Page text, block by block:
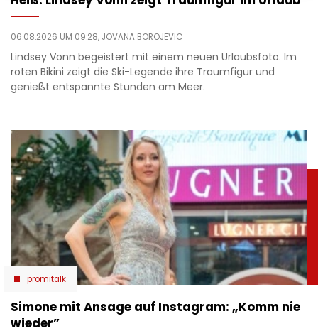
06.08.2026 UM 09:28, JOVANA BOROJEVIC
Lindsey Vonn begeistert mit einem neuen Urlaubsfoto. Im
roten Bikini zeigt die Ski-Legende ihre Traumfigur und
genießt entspannte Stunden am Meer.
promitalk
Simone mit Ansage auf Instagram: „Komm nie
wieder”